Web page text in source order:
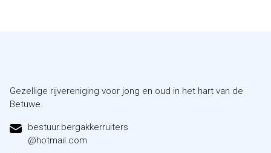
Gezellige rijvereniging voor jong en oud in het hart van de
Betuwe.
bestuur.bergakkerruiters
@hotmail.com